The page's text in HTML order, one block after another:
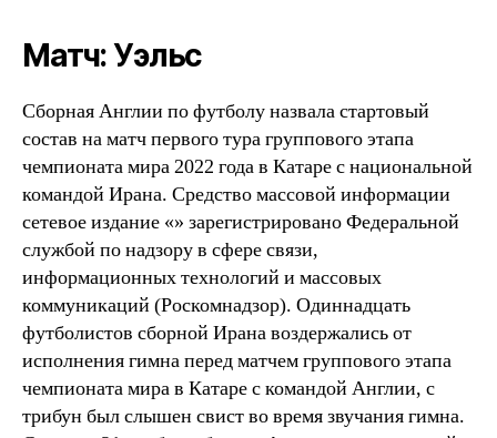
Матч: Уэльс
Сборная Англии по футболу назвала стартовый
состав на матч первого тура группового этапа
чемпионата мира 2022 года в Катаре с национальной
командой Ирана. Средство массовой информации
сетевое издание «» зарегистрировано Федеральной
службой по надзору в сфере связи,
информационных технологий и массовых
коммуникаций (Роскомнадзор). Одиннадцать
футболистов сборной Ирана воздержались от
исполнения гимна перед матчем группового этапа
чемпионата мира в Катаре с командой Англии, с
трибун был слышен свист во время звучания гимна.